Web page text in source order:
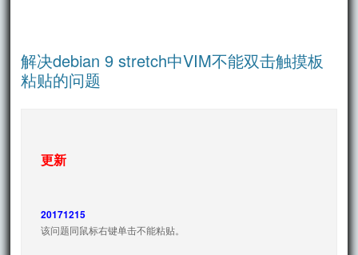
解决debian 9 stretch中VIM不能双击触摸板
粘贴的问题
更新
20171215
该问题同鼠标右键单击不能粘贴。